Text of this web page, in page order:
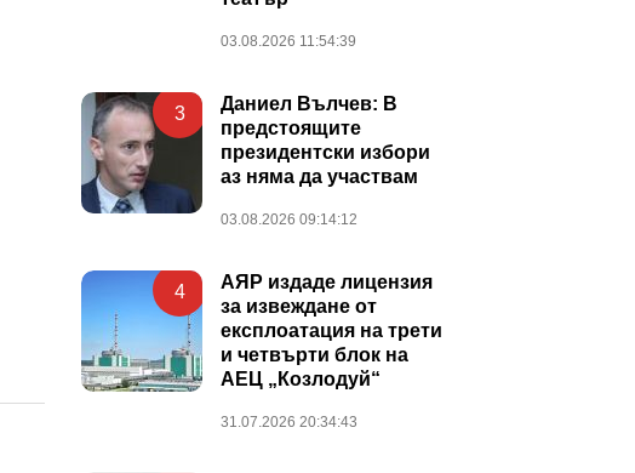
03.08.2026 11:54:39
3
Даниел Вълчев: В
предстоящите
президентски избори
аз няма да участвам
03.08.2026 09:14:12
4
АЯР издаде лицензия
за извеждане от
експлоатация на трети
и четвърти блок на
АЕЦ „Козлодуй“
31.07.2026 20:34:43